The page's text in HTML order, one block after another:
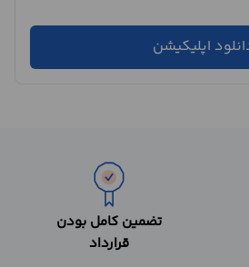
اپلیکیشن
تضمین کامل بودن
قرارداد